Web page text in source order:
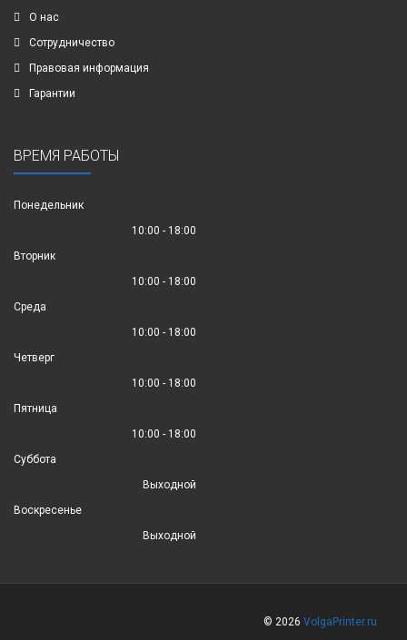
О нас
Сотрудничество
Правовая информация
Гарантии
ВРЕМЯ РАБОТЫ
Понедельник
10:00 - 18:00
Вторник
10:00 - 18:00
Среда
10:00 - 18:00
Четверг
10:00 - 18:00
Пятница
10:00 - 18:00
Суббота
Выходной
Воскресенье
Выходной
© 2026 VolgaPrinter.ru